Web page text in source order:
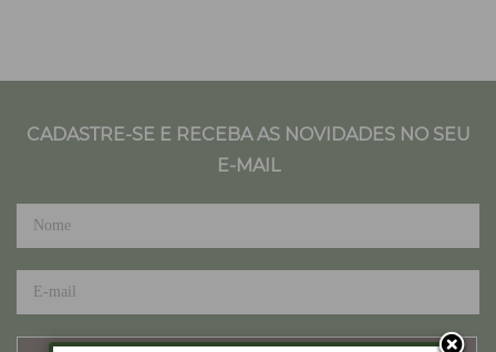
CADASTRE-SE E RECEBA AS NOVIDADES NO SEU
E-MAIL